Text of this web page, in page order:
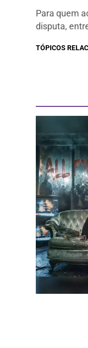
Para quem
disputa,
TÓPICOS